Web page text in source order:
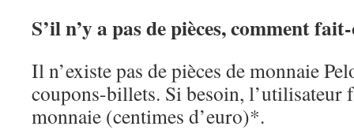
S’il n’y a pas de pièces, comment
Il n’existe pas de pièces de monnaie
coupons-billets. Si besoin, l’utilisateur
monnaie (centimes d’euro)*.